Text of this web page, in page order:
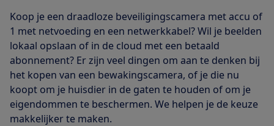
Koop je een draadloze beveiligingscamera met accu of
1 met netvoeding en een netwerkkabel? Wil je beelden
lokaal opslaan of in de cloud met een betaald
abonnement? Er zijn veel dingen om aan te denken bij
het kopen van een bewakingscamera, of je die nu
koopt om je huisdier in de gaten te houden of om je
eigendommen te beschermen. We helpen je de keuze
makkelijker te maken.